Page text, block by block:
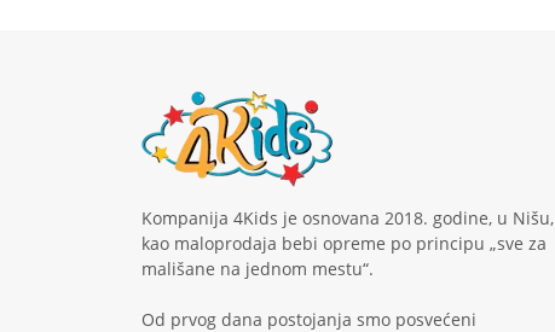
Kompanija 4Kids je osnovana 2018. godine, u Nišu,
kao maloprodaja bebi opreme po principu „sve za
mališane na jednom mestu“.
Od prvog dana postojanja smo posvećeni